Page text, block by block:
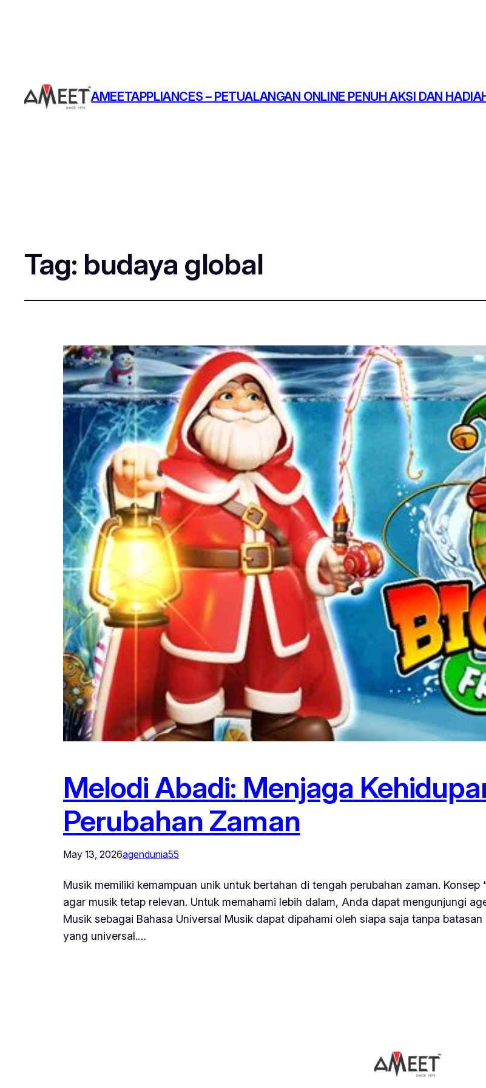
AMEETAPPLIANCES – PETUALANGAN ONLINE PENUH AKSI DAN
Tag: budaya global
Melodi Abadi: Menjaga
Perubahan Zaman
May 13, 2026agendunia55
Musik memiliki kemampuan unik untuk bertahan di tengah perubahan zaman.
agar musik tetap relevan. Untuk memahami lebih dalam, Anda dapat mengunjungi
Musik sebagai Bahasa Universal Musik dapat dipahami oleh siapa saja tanpa
yang universal.…